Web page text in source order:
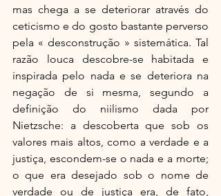
mas chega a se deteriorar através do
ceticismo e do gosto bastante perverso
pela « desconstrução » sistemática. Tal
razão louca descobre-se habitada e
inspirada pelo nada e se deteriora na
negação de si mesma, segundo a
definição do niilismo dada por
Nietzsche: a descoberta que sob os
valores mais altos, como a verdade e a
justiça, escondem-se o nada e a morte;
o que era desejado sob o nome de
verdade ou de justiça era, de fato,